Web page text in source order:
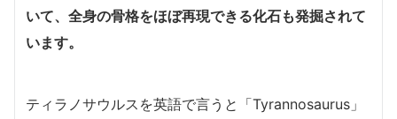
いて、全身の骨格をほぼ再現できる化石も発掘されて
います。
ティラノサウルスを英語で言うと「Tyrannosaurus」